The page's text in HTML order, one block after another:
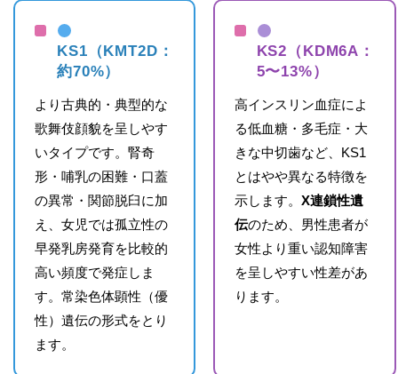
KS1（KMT2D：
約70%）
より古典的・典型的な
歌舞伎顔貌を呈しやす
いタイプです。腎奇
形・哺乳の困難・口蓋
の異常・関節脱臼に加
え、女児では孤立性の
早発乳房発育を比較的
高い頻度で発症しま
す。常染色体顕性（優
性）遺伝の形式をとり
ます。
KS2（KDM6A：
5〜13%）
高インスリン血症によ
る低血糖・多毛症・大
きな中切歯など、KS1
とはやや異なる特徴を
示します。 X連鎖性遺
伝のため、男性患者が
女性より重い認知障害
を呈しやすい性差があ
ります。